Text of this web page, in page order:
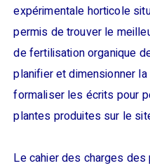
expérimentale horticole
permis de trouver le
de fertilisation organique
planifier et dimensionner
formaliser les écrits pour
plantes produites sur le
Le cahier des charges